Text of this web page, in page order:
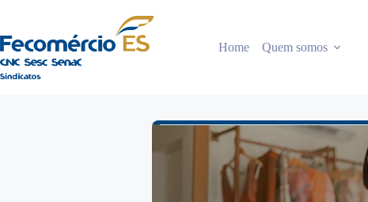
o
conteúdo
Home Quem somos